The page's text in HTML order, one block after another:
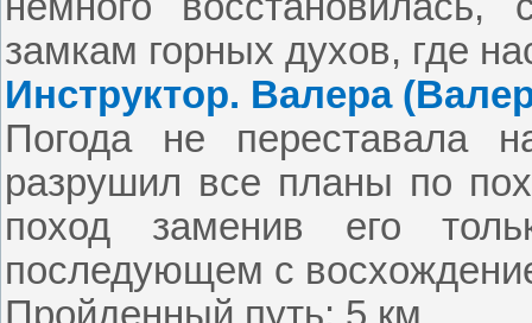
замкам горных духов, где
Инструктор. Валера
Погода не переставала
разрушил все планы по
поход заменив его
последующем с